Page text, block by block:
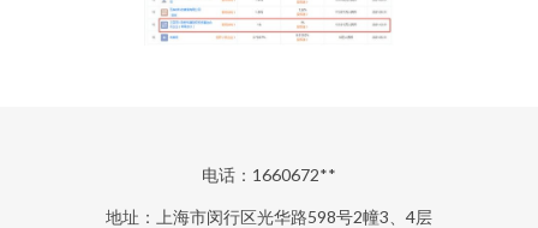
电话：1660672**
地址：上海市闵行区光华路598号2幢3、4层